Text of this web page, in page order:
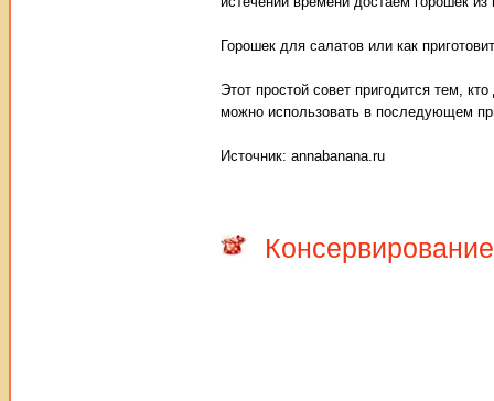
Горошек для салатов или как
Этот простой совет пригодится тем,
можно использовать в последующем
Источник: annabanana.ru